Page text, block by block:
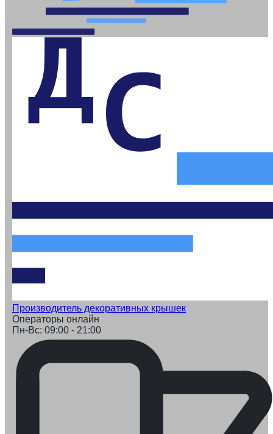
Производитель декоративных крышек
Операторы онлайн
Пн-Вс: 09:00 - 21:00